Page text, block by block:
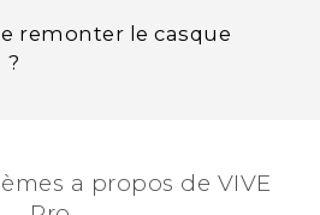
remonter le casque
?
a propos de VIVE